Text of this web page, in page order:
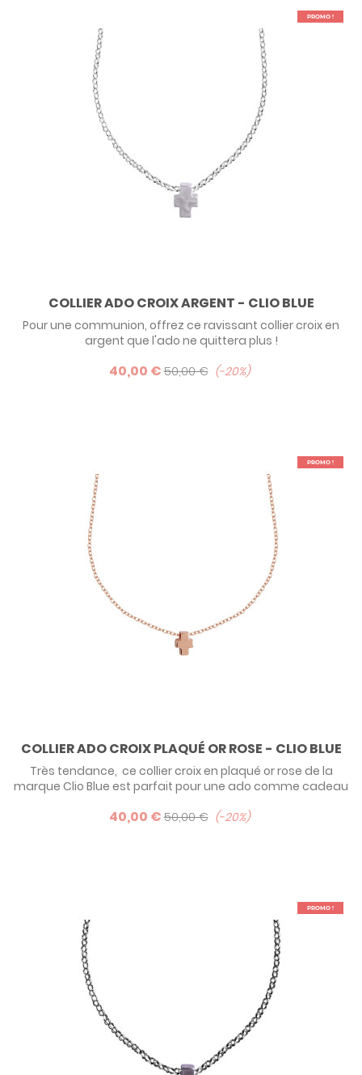
PROMO !
COLLIER ADO CROIX ARGENT - CLIO BLUE
Pour une communion, offrez ce ravissant collier croix en
argent que l'ado ne quittera plus !
40,00 €50,00 € -20%
PROMO !
COLLIER ADO CROIX PLAQUÉ OR ROSE - CLIO BLUE
Très tendance, ce collier croix en plaqué or rose de la
marque Clio Blue est parfait pour une ado comme cadeau
ruthénium (traitement de surface noire).
40,00 €50,00 € -20%
PROMO !